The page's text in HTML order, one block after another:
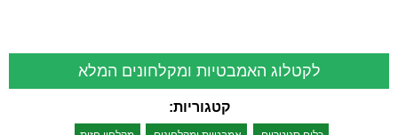
לקטלוג האמבטיות ומקלחונים המלא
קטגוריות: